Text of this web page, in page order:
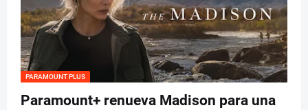
PARAMOUNT PLUS
Paramount+ renueva Madison para una